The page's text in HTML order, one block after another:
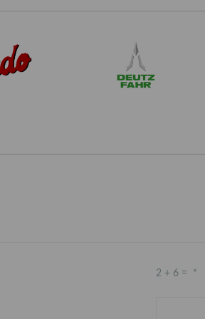
2 + 6 = *